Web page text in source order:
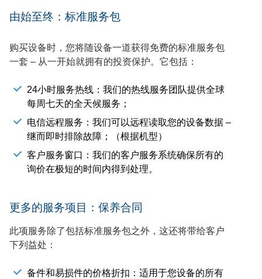
由始至终：标准服务包
购买设备时，您将随设备一道获得免费的标准服务包
一套 – 从一开始就拥有的投资保护。它包括：
24小时服务热线：我们的热线服务团队提供全球
每周七天的全天候服务；
电信远程服务：我们可以远程读取您的设备数据 –
继而即时排除故障；（根据机型）
客户服务窗口：我们的客户服务系统确保所有的
询价在极短的时间内得到处理。
更多的服务项目：保养合同
此项服务除了包括标准服务包之外，这还将带给客户
下列益处：
备件和易损件的价格折扣：适用于您设备的所有